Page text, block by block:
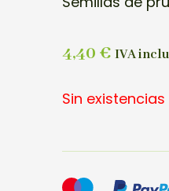
4,40€ IVA
Sin existencias